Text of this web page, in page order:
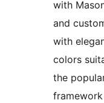
with
and
with
colors
the